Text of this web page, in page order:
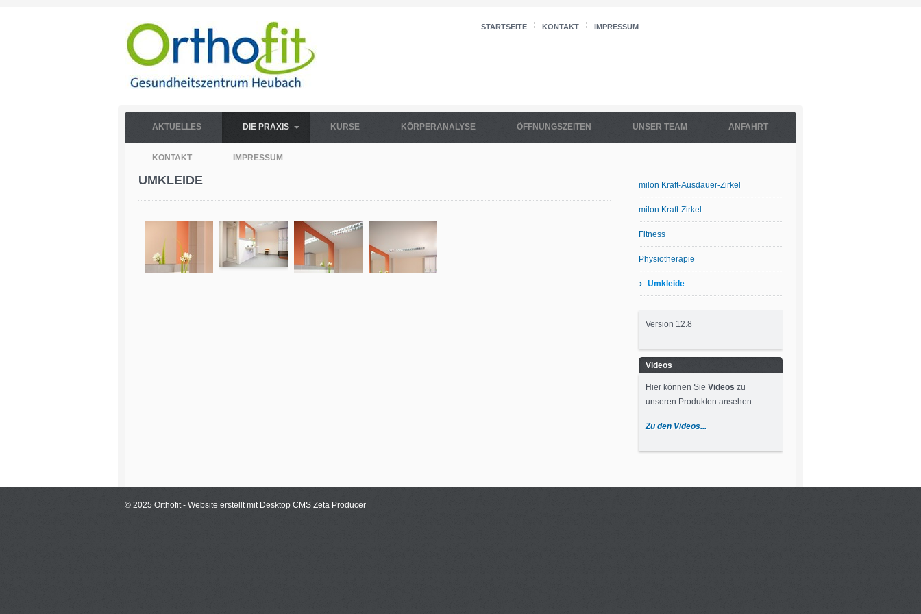
STARTSEITE KONTAKT IMPRESSUM
AKTUELLES DIE PRAXIS KURSE KÖRPERANALYSE ÖFFNUNGSZEITEN UNSER TEAM ANFAHRT
KONTAKT IMPRESSUM
UMKLEIDE milon Kraft-Ausdauer-Zirkel
milon Kraft-Zirkel
Fitness
Physiotherapie
› Umkleide
Version 12.8
Videos
Hier können Sie Videos zu
unseren Produkten ansehen:
Zu den Videos...
© 2025 Orthofit - Website erstellt mit Desktop CMS Zeta Producer